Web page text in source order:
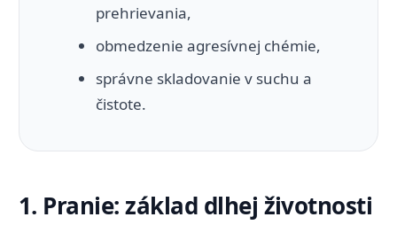
prehrievania,
obmedzenie agresívnej chémie,
správne skladovanie v suchu a
čistote.
1. Pranie: základ dlhej životnosti